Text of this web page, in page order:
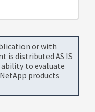
or with
is distributed AS IS
to evaluate
products